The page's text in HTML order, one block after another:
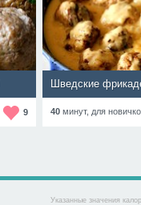
9
Шведские
40минут, для
Указанные значения